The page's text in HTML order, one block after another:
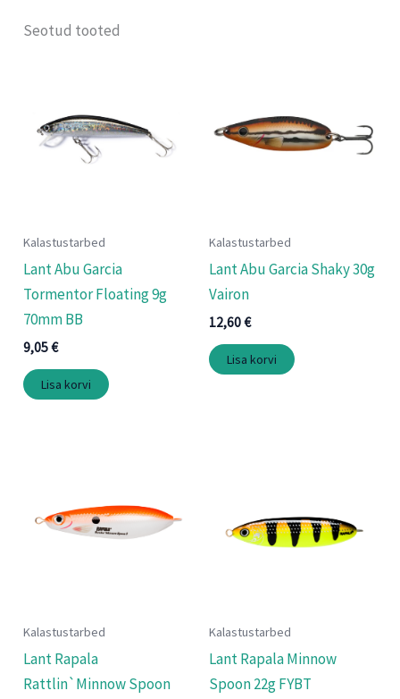
Seotud tooted
Kalastustarbed
Lant Abu Garcia
Tormentor Floating 9g
70mm BB
9,05€
Lisa korvi
Kalastustarbed
Lant Abu Garcia Shaky 30g
Vairon
12,60€
Lisa korvi
Kalastustarbed
Lant Rapala
Rattlin`Minnow Spoon
Kalastustarbed
Lant Rapala Minnow
Spoon 22g FYBT